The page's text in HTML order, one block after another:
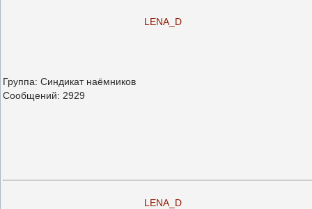
LENA_D
Группа: Синдикат наёмников
Сообщений: 2929
LENA_D